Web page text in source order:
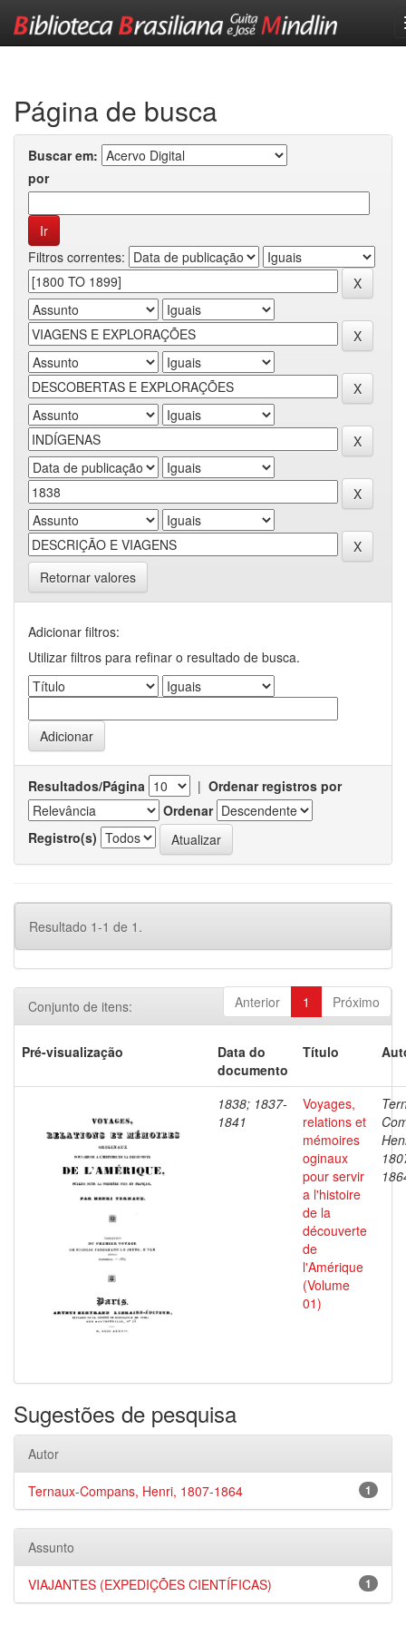
Página de busca
Buscar em:
por
Filtros correntes:
Retornar valores
Adicionar filtros:
Utilizar filtros para refinar o resultado de busca.
Resultados/Página | Ordenar registros por
Ordenar
Registro(s)
Resultado 1-1 de 1.
Anterior 1 Próximo
Conjunto de itens:
Pré-visualização
Data do
documento
Título
1838; 1837-
1841
Voyages,
relations et
mémoires
oginaux
pour servir
a l'histoire
de la
découverte
de
l'Amérique
(Volume
01)
Sugestões de pesquisa
Autor
1
Ternaux-Compans, Henri, 1807-1864
Assunto
1
VIAJANTES (EXPEDIÇÕES CIENTÍFICAS)